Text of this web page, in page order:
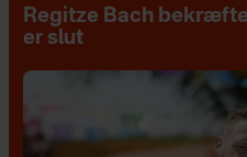
Regitze Bach
er slut